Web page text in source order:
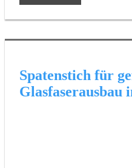
Spatenstich für
Glasfaserausbau